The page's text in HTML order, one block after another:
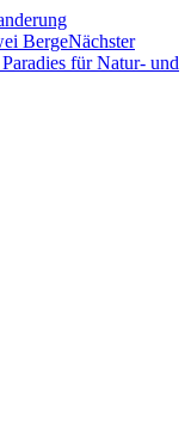
BergeNächster
für Natur- und